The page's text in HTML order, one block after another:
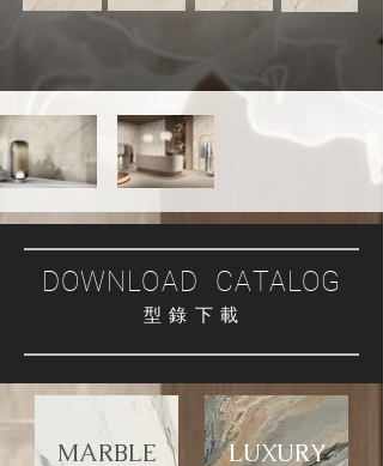
DOWNLOAD CATALOG
型 錄 下 載
MARBLE
LUXURY